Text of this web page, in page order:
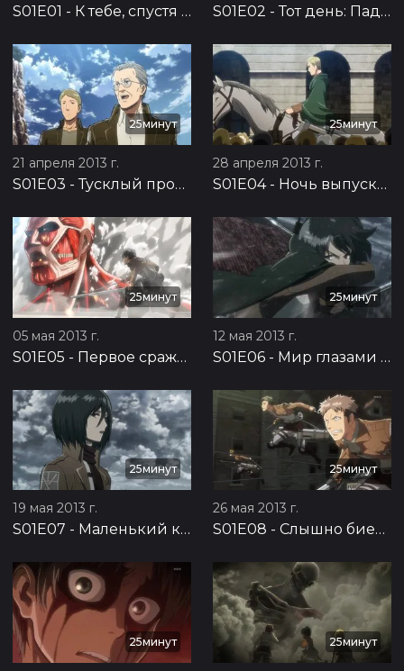
S01E01 - К тебе, спустя две тысячи лет: Падение Сигансины. Часть 1 S01E02 - Тот день: Падение Сигансины, часть 2
25минут
21 апреля 2013 г.
S01E03 - Тусклый проблеск среди отчаянья: Возвращение человечества, часть 1
25минут
28 апреля 2013 г.
S01E04- Ночь выпуска: Возвращение человечества, часть 2
25минут
05 мая 2013 г.
S01E05 - Первое сражение: Оборона Троста, часть 1
25минут
12 мая 2013 г.
S01E06 - Мир глазами девочки: Оборона Троста, часть 2
25минут
19 мая 2013 г.
S01E07 - Маленький клинок: Оборона Троста, часть 3
25минут
26 мая 2013 г.
S01E08 - Слышно биение сердца: Оборона Троста, часть 4
25минут 25минут